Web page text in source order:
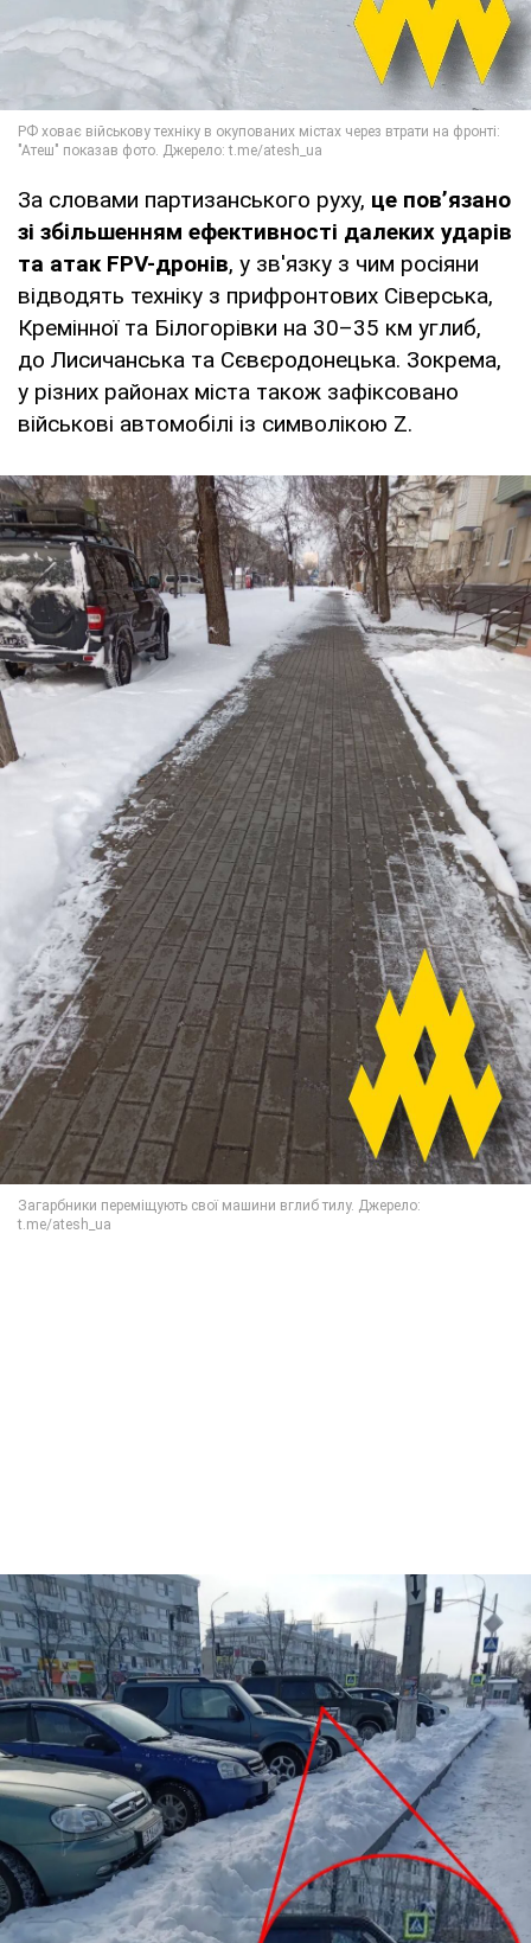
За словами партизанського руху, це пов’язано
зі збільшенням ефективності далеких ударів
та атак FPV-дронів, у зв'язку з чим росіяни
відводять техніку з прифронтових Сіверська,
Кремінної та Білогорівки на 30–35 км углиб,
до Лисичанська та Сєвєродонецька. Зокрема,
у різних районах міста також зафіксовано
військові автомобілі із символікою Z.